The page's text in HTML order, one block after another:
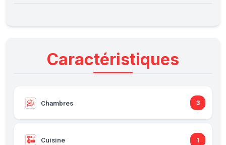
Caractéristiques
Chambres 3
Cuisine 1